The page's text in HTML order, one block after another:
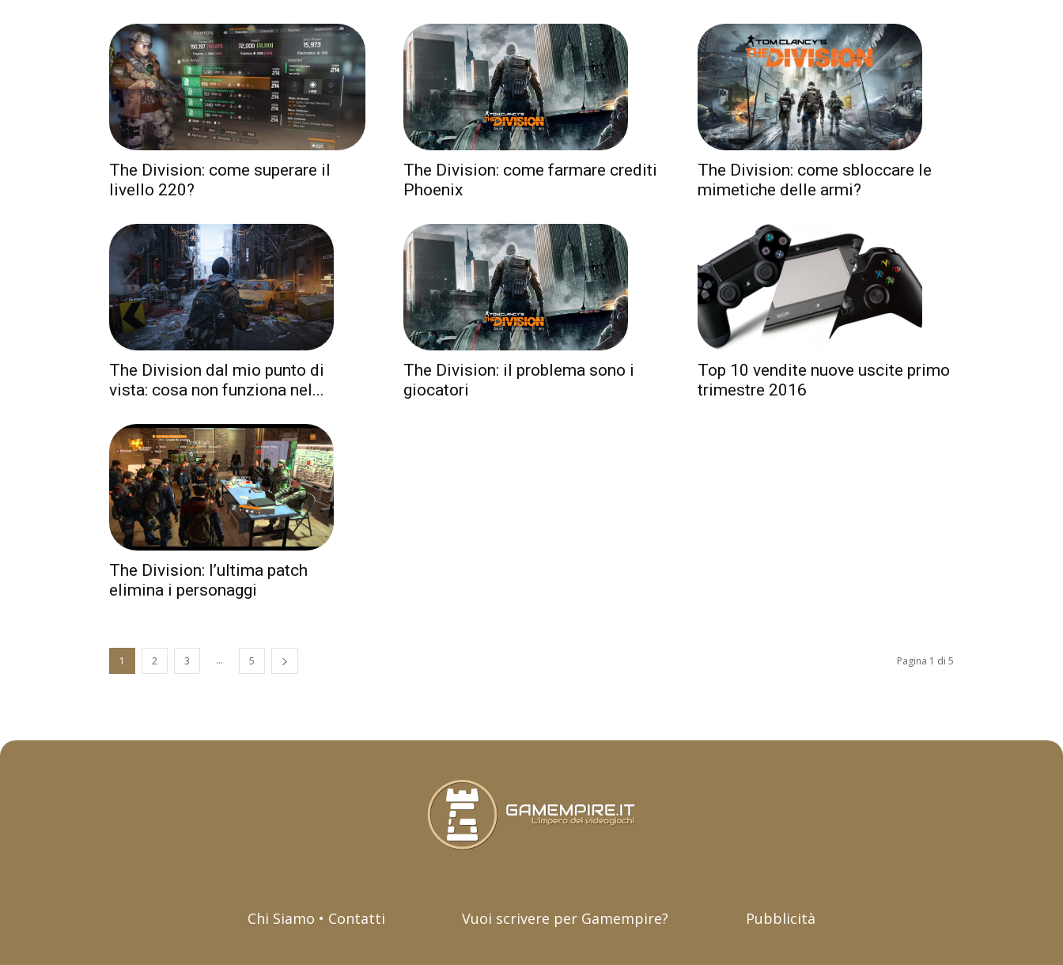
The Division: come superare il
livello 220?
The Division: come farmare crediti
Phoenix
The Division: come sbloccare le
mimetiche delle armi?
The Division dal mio punto di
vista: cosa non funziona nel...
The Division: il problema sono i
giocatori
Top 10 vendite nuove uscite primo
trimestre 2016
The Division: l’ultima patch
elimina i personaggi
1 2 3 ... 5 Pagina 1 di 5
Chi Siamo • Contatti Vuoi scrivere per Gamempire? Pubblicità